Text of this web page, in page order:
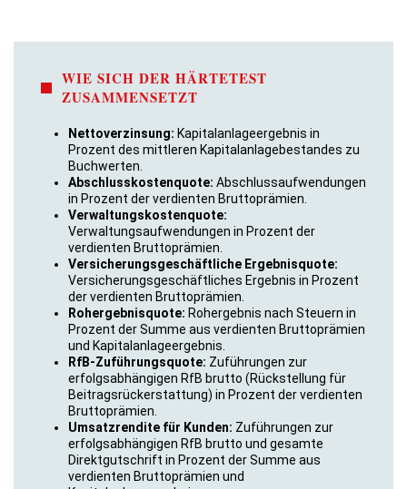
WIE SICH DER HÄRTETEST
ZUSAMMENSETZT
Nettoverzinsung: Kapitalanlageergebnis in
Prozent des mittleren Kapitalanlagebestandes zu
Buchwerten.
Abschlusskostenquote: Abschlussaufwendungen
in Prozent der verdienten Bruttoprämien.
Verwaltungskostenquote:
Verwaltungsaufwendungen in Prozent der
verdienten Bruttoprämien.
Versicherungsgeschäftliche Ergebnisquote:
Versicherungsgeschäftliches Ergebnis in Prozent
der verdienten Bruttoprämien.
Rohergebnisquote: Rohergebnis nach Steuern in
Prozent der Summe aus verdienten Bruttoprämien
und Kapitalanlageergebnis.
RfB-Zuführungsquote: Zuführungen zur
erfolgsabhängigen RfB brutto (Rückstellung für
Beitragsrückerstattung) in Prozent der verdienten
Bruttoprämien.
Umsatzrendite für Kunden: Zuführungen zur
erfolgsabhängigen RfB brutto und gesamte
Direktgutschrift in Prozent der Summe aus
verdienten Bruttoprämien und